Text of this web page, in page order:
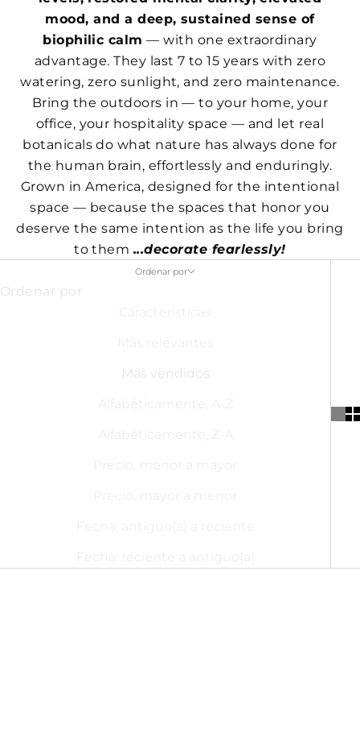
mood, and a deep, sustained sense of
biophilic calm — with one extraordinary
advantage. They last 7 to 15 years with zero
watering, zero sunlight, and zero maintenance.
Bring the outdoors in — to your home, your
office, your hospitality space — and let real
botanicals do what nature has always done for
the human brain, effortlessly and enduringly.
Grown in America, designed for the intentional
space — because the spaces that honor you
deserve the same intention as the life you bring
to them ...decorate fearlessly!
Ordenar por
Ordenar por
Más vendidos